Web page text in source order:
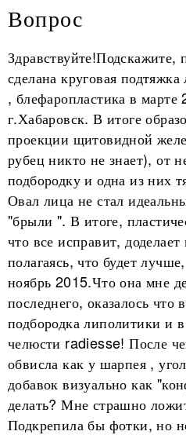
Вопрос
Здравствуйте!Подскажите,
сделана круговая
, блефаропластика в
г.Хабаровск. В итоге
проекции щитовидной
рубец никто не знает), от
подбородку и одна из них
Овал лица не стал
"брыли ". В итоге,
что все исправит,
полагаясь, что будет
ноябрь 2015.Что она мне
последнего, оказалось
подбородка липолитики и
челюсти radiesse! После
обвисла как у шарпея ,
добавок визуально как
делать? Мне страшно
Подкрепила бы фотки, но